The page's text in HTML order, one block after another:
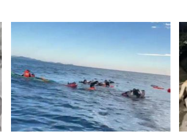
Kể từ ngày
Sáu 7/8/
giáp 'số
công việc
mát mái', tiền
về như nước',